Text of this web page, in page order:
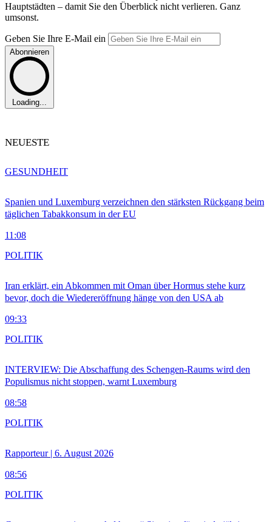
Hauptstädten – damit Sie den Überblick nicht verlieren. Ganz
umsonst.
Geben Sie Ihre E-Mail ein
Abonnieren
Loading...
NEUESTE
Spanien und Luxemburg verzeichnen den stärksten Rückgang beim
täglichen Tabakkonsum in der EU
11:08
GESUNDHEIT
Iran erklärt, ein Abkommen mit Oman über Hormus stehe kurz
bevor, doch die Wiedereröffnung hänge von den USA ab
09:33
POLITIK
INTERVIEW: Die Abschaffung des Schengen-Raums wird den
Populismus nicht stoppen, warnt Luxemburg
08:58
POLITIK
Rapporteur | 6. August 2026
08:56
POLITIK
POLITIK